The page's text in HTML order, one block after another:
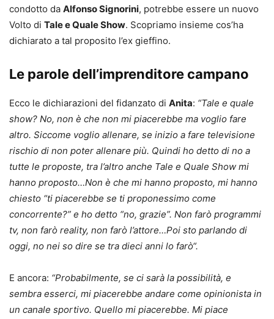
condotto da Alfonso Signorini, potrebbe essere un nuovo
Volto di Tale e Quale Show. Scopriamo insieme cos’ha
dichiarato a tal proposito l’ex gieffino.
Le parole dell’imprenditore campano
Ecco le dichiarazioni del fidanzato di Anita: “Tale e quale
show? No, non è che non mi piacerebbe ma voglio fare
altro. Siccome voglio allenare, se inizio a fare televisione
rischio di non poter allenare più. Quindi ho detto di no a
tutte le proposte, tra l’altro anche Tale e Quale Show mi
hanno proposto…Non è che mi hanno proposto, mi hanno
chiesto “ti piacerebbe se ti proponessimo come
concorrente?” e ho detto “no, grazie”. Non farò programmi
tv, non farò reality, non farò l’attore…Poi sto parlando di
oggi, no nei so dire se tra dieci anni lo farò“.
E ancora: “Probabilmente, se ci sarà la possibilità, e
sembra esserci, mi piacerebbe andare come opinionista in
un canale sportivo. Quello mi piacerebbe. Mi piace